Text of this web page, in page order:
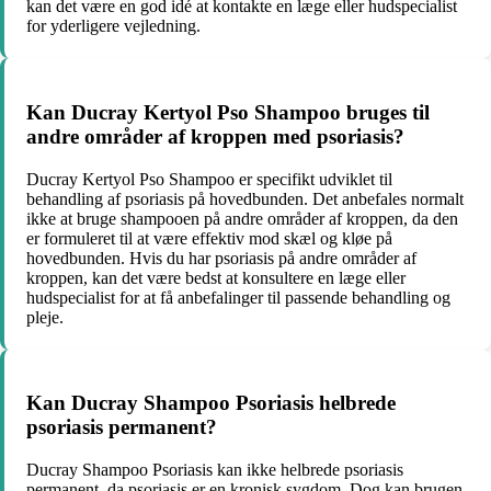
kan det være en god idé at kontakte en læge eller hudspecialist
for yderligere vejledning.
Kan Ducray Kertyol Pso Shampoo bruges til
andre områder af kroppen med psoriasis?
Ducray Kertyol Pso Shampoo er specifikt udviklet til
behandling af psoriasis på hovedbunden. Det anbefales normalt
ikke at bruge shampooen på andre områder af kroppen, da den
er formuleret til at være effektiv mod skæl og kløe på
hovedbunden. Hvis du har psoriasis på andre områder af
kroppen, kan det være bedst at konsultere en læge eller
hudspecialist for at få anbefalinger til passende behandling og
pleje.
Kan Ducray Shampoo Psoriasis helbrede
psoriasis permanent?
Ducray Shampoo Psoriasis kan ikke helbrede psoriasis